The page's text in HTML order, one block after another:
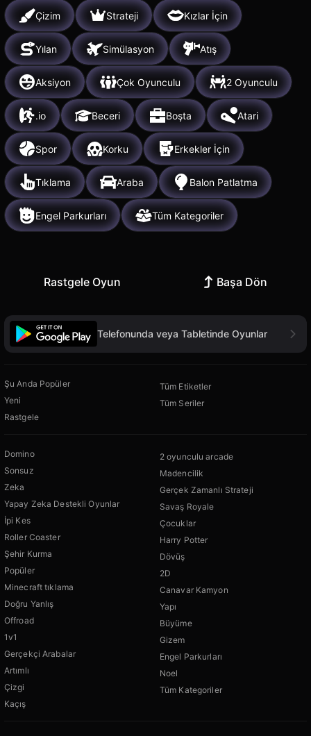
Çizim Strateji Kızlar İçin
Yılan Simülasyon Atış
Aksiyon Çok Oyunculu 2 Oyunculu
.io Beceri Boşta Atari
Spor Korku Erkekler İçin
Tıklama Araba Balon Patlatma
Engel Parkurları Tüm Kategoriler
Rastgele Oyun Başa Dön
Telefonunda veya Tabletinde Oyunlar
Şu Anda Popüler
Yeni
Rastgele
Tüm Etiketler
Tüm Seriler
Domino
Sonsuz
Zeka
Yapay Zeka Destekli Oyunlar
İpi Kes
Roller Coaster
Şehir Kurma
Popüler
Minecraft tıklama
Doğru Yanlış
Offroad
1v1
Gerçekçi Arabalar
Artımlı
Çizgi
Kaçış
2 oyunculu arcade
Madencilik
Gerçek Zamanlı Strateji
Savaş Royale
Çocuklar
Harry Potter
Dövüş
2D
Canavar Kamyon
Yapı
Büyüme
Gizem
Engel Parkurları
Noel
Tüm Kategoriler